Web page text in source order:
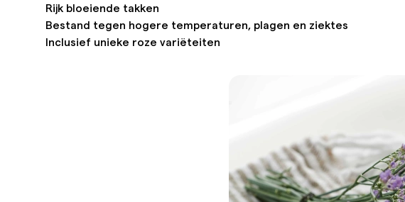
Rijk bloeiende takken
Bestand tegen hogere temperaturen, plagen en ziektes
Inclusief unieke roze variëteiten